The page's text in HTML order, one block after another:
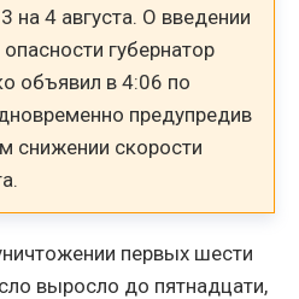
на 4 августа. О введении
губернатор
объявил в 4:06 по
предупредив
снижении скорости
первых шести
выросло до пятнадцати,